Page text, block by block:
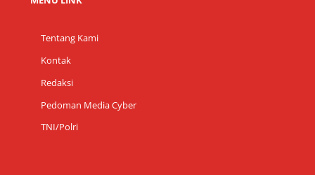
Tentang Kami
Kontak
Redaksi
Pedoman Media Cyber
TNI/Polri